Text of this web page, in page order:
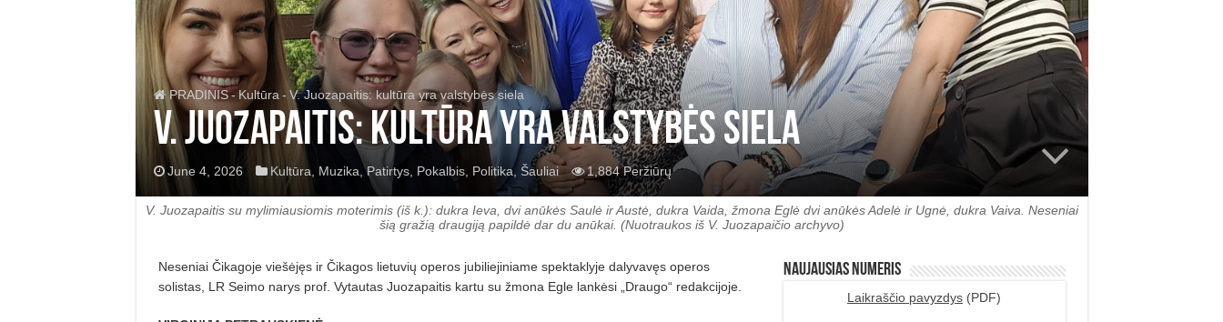
PRADINIS- Kultūra - V. Juozapaitis: kultūra yra valstybės siela
V. Juozapaitis: kultūra yra valstybės siela
June 4, 2026 Kultūra Muzika ,Patirtys, Pokalbis, Politika, Šauliai 1,884 Peržiūrų
V. Juozapaitis su mylimiausiomis moterimis (iš k.): dukra Ieva, dvi anūkės Saulė ir Austė, dukra Vaida, žmona Eglė dvi anūkės Adelė ir Ugnė, dukra Vaiva. Neseniai
šią gražią draugiją papildė dar du anūkai. (Nuotraukos iš V. Juozapaičio archyvo)
Neseniai Čikagoje viešėjęs ir Čikagos lietuvių operos jubiliejiniame spektaklyje dalyvavęs operos
solistas, LR Seimo narys prof. Vytautas Juozapaitis kartu su žmona Egle lankėsi „Draugo“ redakcijoje.
Naujausias numeris
Laikraščio pavyzdys (PDF)